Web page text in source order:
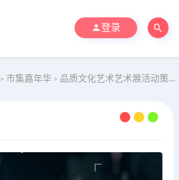
登录
> 市集嘉年华 > 品质文化艺术艺术展活动策划方案